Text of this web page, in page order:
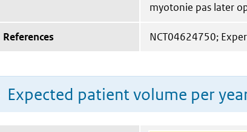
myotonie pas later
References NCT04624750;
Expected patient volume per